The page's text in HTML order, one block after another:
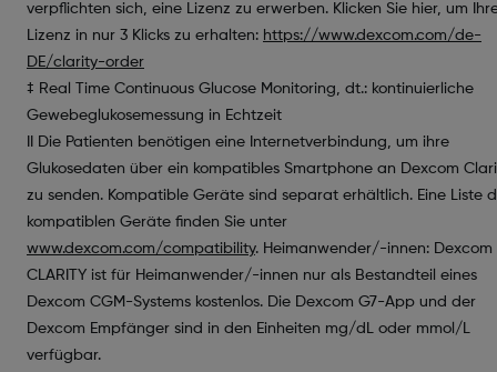
verpflichten sich, eine Lizenz zu erwerben. Klicken Sie hier, um
Lizenz in nur 3 Klicks zu erhalten: https://www.dexcom.com/de-
DE/clarity-order
‡ Real Time Continuous Glucose Monitoring, dt.: kontinuierliche
Gewebeglukosemessung in Echtzeit
II Die Patienten benötigen eine Internetverbindung, um ihre
Glukosedaten über ein kompatibles Smartphone an Dexcom
zu senden. Kompatible Geräte sind separat erhältlich. Eine Liste
kompatiblen Geräte finden Sie unter
www.dexcom.com/compatibility. Heimanwender/-innen: Dexcom
CLARITY ist für Heimanwender/-innen nur als Bestandteil eines
Dexcom CGM-Systems kostenlos. Die Dexcom G7-App und der
Dexcom Empfänger sind in den Einheiten mg/dL oder mmol/L
verfügbar.